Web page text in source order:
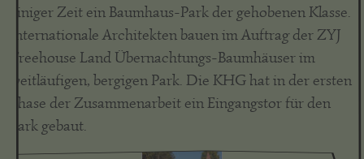
einiger Zeit ein Baumhaus-Park der gehobenen Klasse.
Internationale Architekten bauen im Auftrag der ZYJ
Treehouse Land Übernachtungs-Baumhäuser im
weitläufigen, bergigen Park. Die KHG hat in der ersten
Phase der Zusammenarbeit ein Eingangstor für den
Park gebaut.